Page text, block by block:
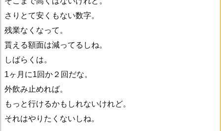
さりとて安くもない数字。
残業なくなって。
貰える額面は減ってるしね。
しばらくは。
1ヶ月に1回か２回だな。
外飲み止めれば。
もっと行けるかもしれないけれど。
それはやりたくないしね。